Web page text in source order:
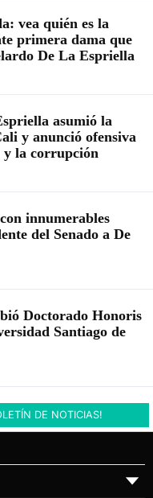
vea quién es la
primera dama que
De La Espriella
asumió la
y anunció ofensiva
la corrupción
innumerables
del Senado a De
Doctorado Honoris
Santiago de
DE NOTICIAS!
▼